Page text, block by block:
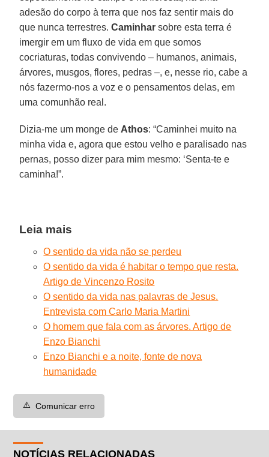
adesão do corpo à terra que nos faz sentir mais do
que nunca terrestres.Caminhar sobre esta terra é
imergir em um fluxo de vida em que somos
cocriaturas, todas convivendo – humanos, animais,
árvores, musgos, flores, pedras –, e, nesse rio, cabe a
nós fazermo-nos a voz e o pensamentos delas, em
uma comunhão real.
Dizia-me um monge de Athos: “Caminhei muito na
minha vida e, agora que estou velho e paralisado nas
pernas, posso dizer para mim mesmo: ‘Senta-te e
caminha!”.
Leia mais
O sentido da vida não se perdeu
O sentido da vida é habitar o tempo que resta.
Artigo de Vincenzo Rosito
O sentido da vida nas palavras de Jesus.
Entrevista com Carlo Maria Martini
O homem que fala com as árvores. Artigo de
Enzo Bianchi
Enzo Bianchi e a noite, fonte de nova
humanidade
⚠️ Comunicar erro
NOTÍCIAS RELACIONADAS